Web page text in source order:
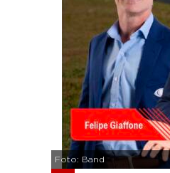
Foto: Band